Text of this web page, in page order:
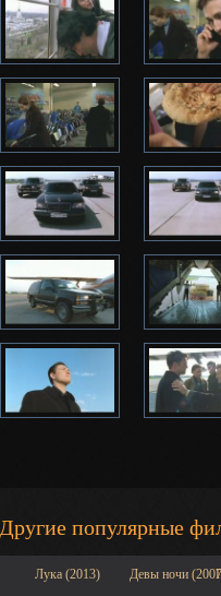
Другие популярные
Лука (2013) Девы ночи